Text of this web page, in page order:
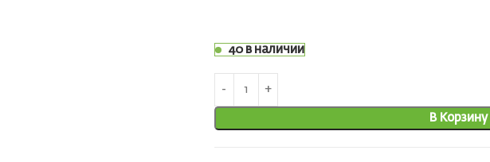
40 в наличии
В Корзину